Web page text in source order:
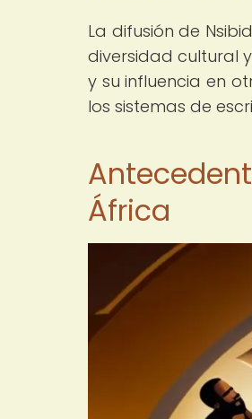
La difusión de
diversidad cultural
y su influencia en
los sistemas de
África